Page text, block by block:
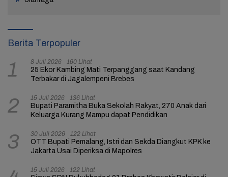
Berita Terpopuler
1 8 Juli 2026 160 Lihat
25 Ekor Kambing Mati Terpanggang saat Kandang
Terbakar di Jagalempeni Brebes
2 15 Juli 2026 136 Lihat
Bupati Paramitha Buka Sekolah Rakyat, 270 Anak dari
Keluarga Kurang Mampu dapat Pendidikan
3 30 Juli 2026 122 Lihat
OTT Bupati Pemalang, Istri dan Sekda Diangkut KPK ke
Jakarta Usai Diperiksa di Mapolres
15 Juli 2026 122 Lihat